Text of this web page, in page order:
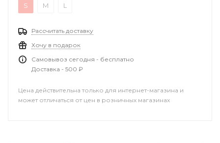
S M L
Рассчитать доставку
Хочу в подарок
Самовывоз сегодня - бесплатно
Доставка - 500 ₽
Цена действительна только для интернет-магазина и
может отличаться от цен в розничных магазинах